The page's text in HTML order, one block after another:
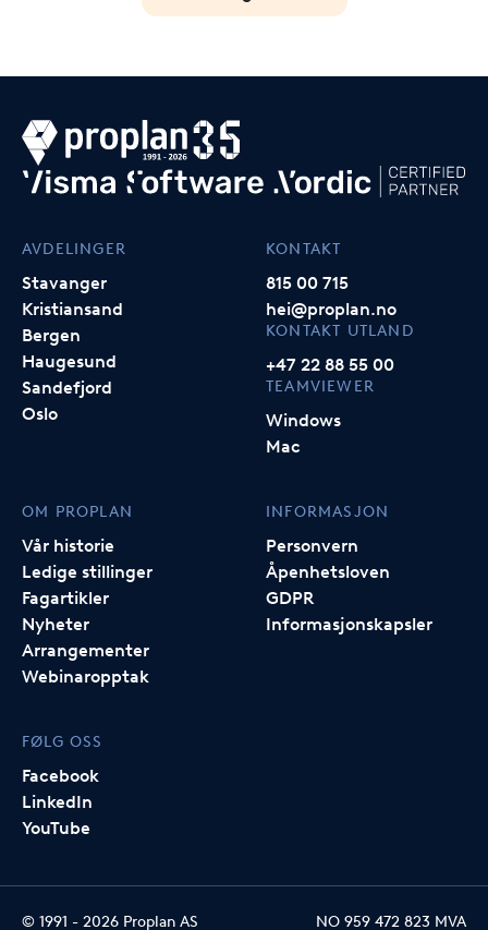
AVDELINGER
Stavanger
Kristiansand
Bergen
Haugesund
Sandefjord
Oslo
KONTAKT
815 00 715
hei@proplan.no
KONTAKT UTLAND
+47 22 88 55 00
TEAMVIEWER
Windows
Mac
OM PROPLAN
Vår historie
Ledige stillinger
Fagartikler
Nyheter
Arrangementer
Webinaropptak
INFORMASJON
Personvern
Åpenhetsloven
GDPR
Informasjonskapsler
FØLG OSS
Facebook
LinkedIn
YouTube
© 1991 - 2026 Proplan AS NO 959 472 823 MVA